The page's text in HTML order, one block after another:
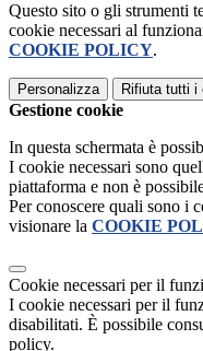
Questo sito o gli strumenti
cookie necessari al
COOKIE POLICY.
Personalizza Rifiuta tutti i
Gestione cookie
In questa schermata è
I cookie necessari sono
piattaforma e non è
Per conoscere quali sono i
visionare la COOKIE
Cookie necessari per il
I cookie necessari per il
disabilitati. È possibile
policy.